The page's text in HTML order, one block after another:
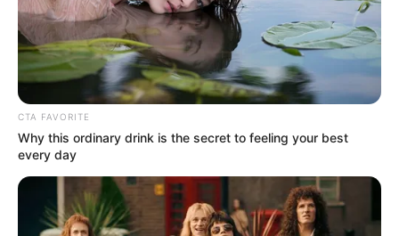
Tenemos todas las noticias que le
interesan. Para estar bien informado, por
favor, active las notificaciones de Alerta.
ACTIVAR AHORA
TEMAS DESTACADOS
CTA FAVORITE
Why this ordinary drink is the secret to feeling your best
every day